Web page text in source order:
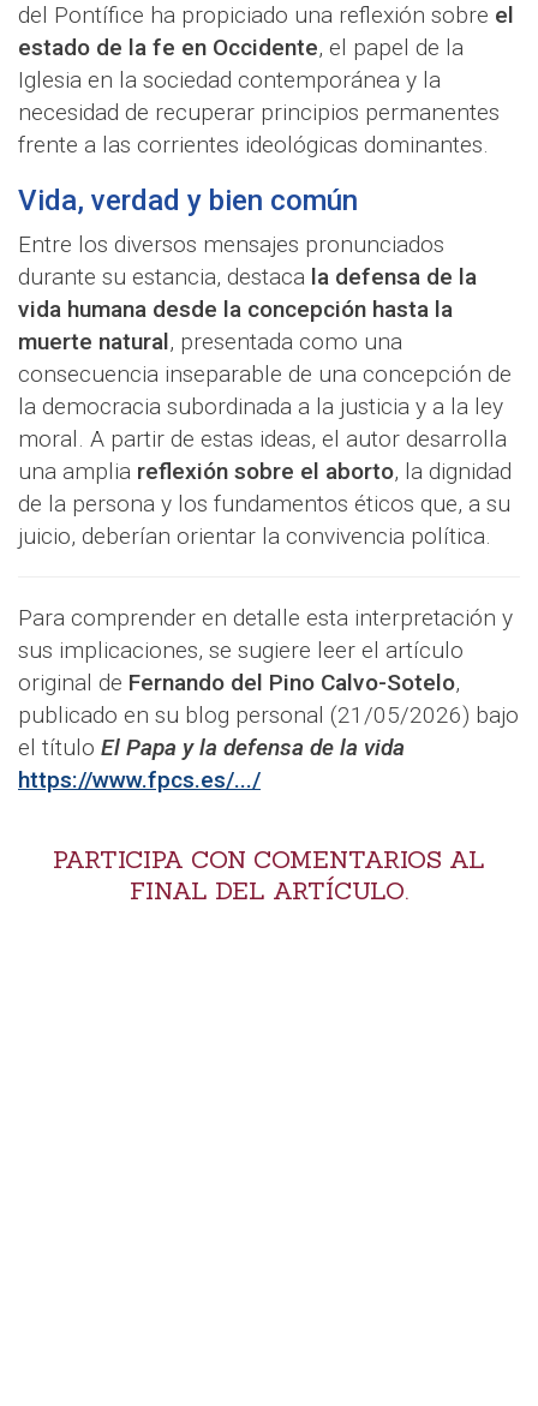
del Pontífice ha propiciado una reflexión sobre el
estado de la fe en Occidente, el papel de la
Iglesia en la sociedad contemporánea y la
necesidad de recuperar principios permanentes
frente a las corrientes ideológicas dominantes.
Vida, verdad y bien común
Entre los diversos mensajes pronunciados
durante su estancia, destaca la defensa de la
vida humana desde la concepción hasta la
muerte natural, presentada como una
consecuencia inseparable de una concepción de
la democracia subordinada a la justicia y a la ley
moral. A partir de estas ideas, el autor desarrolla
una amplia reflexión sobre el aborto, la dignidad
de la persona y los fundamentos éticos que, a su
juicio, deberían orientar la convivencia política.
Para comprender en detalle esta interpretación y
sus implicaciones, se sugiere leer el artículo
original de Fernando del Pino Calvo-Sotelo,
publicado en su blog personal (21/05/2026) bajo
el título El Papa y la defensa de la vida
https://www.fpcs.es/.../
PARTICIPA CON COMENTARIOS AL
FINAL DEL ARTÍCULO.